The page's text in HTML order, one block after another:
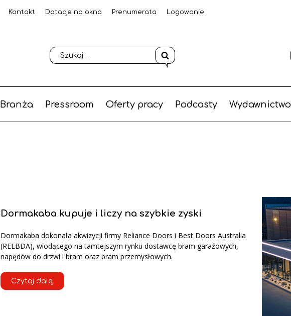
Kontakt Dotacje na okna Prenumerata Logowanie
Branża Pressroom Oferty pracy Podcasty Wydawnictwo
Dormakaba kupuje i liczy na szybkie zyski
Dormakaba dokonała akwizycji firmy Reliance Doors i Best Doors Australia
(RELBDA), wiodącego na tamtejszym rynku dostawcę bram garażowych,
napędów do drzwi i bram oraz bram przemysłowych.
Czytaj dalej